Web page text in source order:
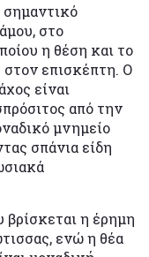
σημαντικό
στο
η θέση και το
στον επισκέπτη. Ο
είναι
από την
μνημείο
σπάνια είδη
η έρημη
ενώ η θέα